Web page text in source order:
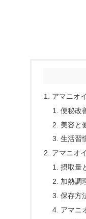
アマニオ
便秘改
美容と
生活習
アマニオ
摂取量
加熱調
保存方
アマニ